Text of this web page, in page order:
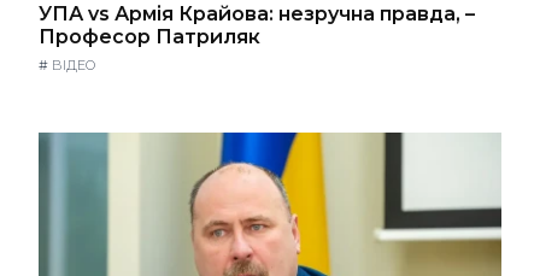
УПА vs Армія Крайова: незручна правда, –
Професор Патриляк
# ВІДЕО